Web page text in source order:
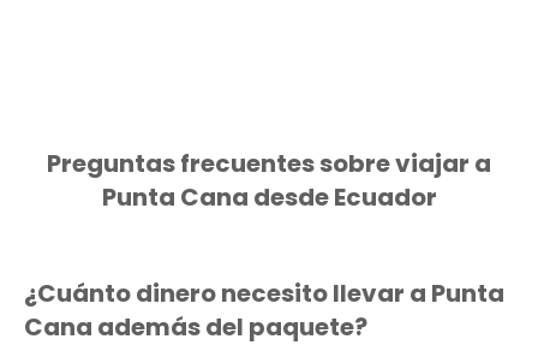
Preguntas frecuentes sobre viajar a
Punta Cana desde Ecuador
¿Cuánto dinero necesito llevar a Punta
Cana además del paquete?